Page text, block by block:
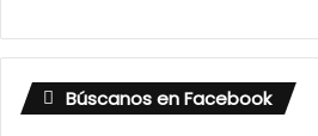
Búscanos en Facebook